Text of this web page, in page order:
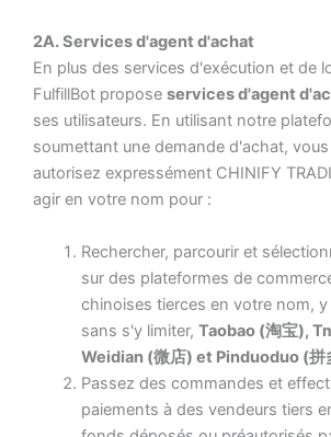
2A. Services d'agent d'achat
En plus des services d'exécution et de
FulfillBot propose services d'agent
ses utilisateurs. En utilisant notre
soumettant une demande d'achat, vous
autorisez expressément CHINIFY
agir en votre nom pour :
Rechercher, parcourir et
sur des plateformes de
chinoises tierces en votre nom,
sans s'y limiter, Taobao (淘宝),
Weidian (微店) et Pinduoduo (拼
Passez des commandes et
paiements à des vendeurs tiers